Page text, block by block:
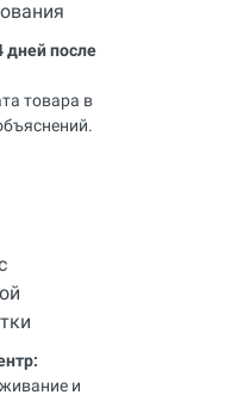
дней после
товара в
и